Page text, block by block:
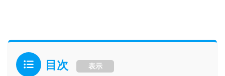
目次 表示